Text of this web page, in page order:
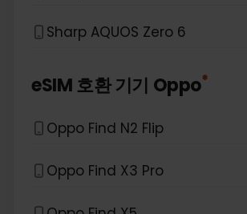
Sharp AQUOS Zero 6
eSIM 호환 기기 Oppo*
Oppo Find N2 Flip
Oppo Find X3 Pro